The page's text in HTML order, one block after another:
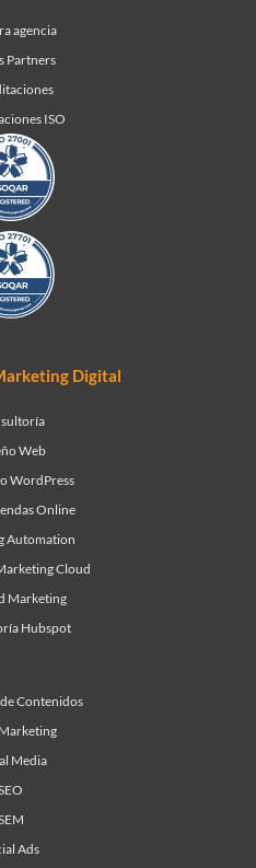
agencia
Partners
ISO
Digital
Web
WordPress
Online
Automation
Cloud
Marketing
Hubspot
Contenidos
Media
Ads